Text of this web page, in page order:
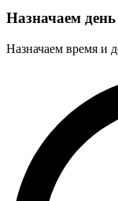
Назначаем день
Назначаем время и